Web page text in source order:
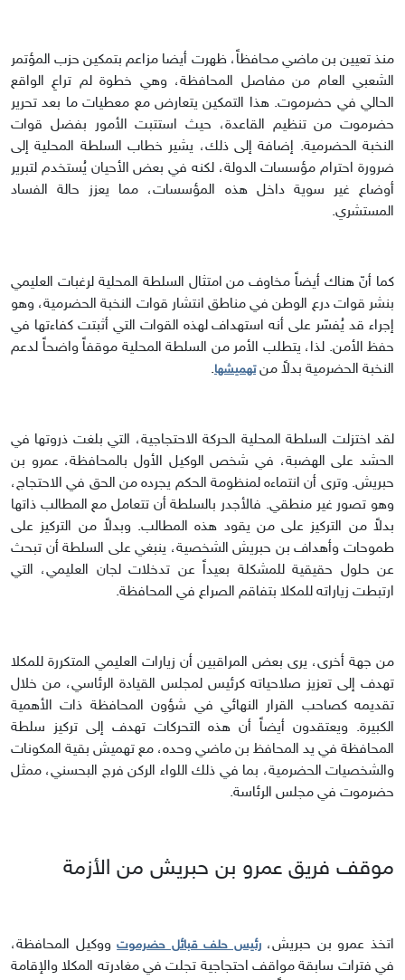
منذ تعيين بن ماضي محافظاً، ظهرت أيضا مزاعم بتمكين حزب المؤتمر
الشعبي العام من مفاصل المحافظة، وهي خطوة لم تراعِ الواقع
الحالي في حضرموت. هذا التمكين يتعارض مع معطيات ما بعد تحرير
حضرموت من تنظيم القاعدة، حيث استتبت الأمور بفضل قوات
النخبة الحضرمية. إضافة إلى ذلك، يشير خطاب السلطة المحلية إلى
ضرورة احترام مؤسسات الدولة، لكنه في بعض الأحيان يُستخدم لتبرير
أوضاع غير سوية داخل هذه المؤسسات، مما يعزز حالة الفساد
المستشري.
كما أنّ هناك أيضاً مخاوف من امتثال السلطة المحلية لرغبات العليمي
بنشر قوات درع الوطن في مناطق انتشار قوات النخبة الحضرمية، وهو
إجراء قد يُفسّر على أنه استهداف لهذه القوات التي أثبتت كفاءتها في
حفظ الأمن. لذا، يتطلب الأمر من السلطة المحلية موقفاً واضحاً لدعم
النخبة الحضرمية بدلاً منتهميشها.
لقد اختزلت السلطة المحلية الحركة الاحتجاجية، التي بلغت ذروتها في
الحشد على الهضبة، في شخص الوكيل الأول بالمحافظة، عمرو بن
حبريش. وترى أن انتماءه لمنظومة الحكم يجرده من الحق في الاحتجاج،
وهو تصور غير منطقي. فالأجدر بالسلطة أن تتعامل مع المطالب ذاتها
بدلاً من التركيز على من يقود هذه المطالب. وبدلاً من التركيز على
طموحات وأهداف بن حبريش الشخصية، ينبغي على السلطة أن تبحث
عن حلول حقيقية للمشكلة بعيداً عن تدخلات لجان العليمي، التي
ارتبطت زياراته للمكلا بتفاقم الصراع في المحافظة.
من جهة أخرى، يرى بعض المراقبين أن زيارات العليمي المتكررة للمكلا
تهدف إلى تعزيز صلاحياته كرئيس لمجلس القيادة الرئاسي، من خلال
تقديمه كصاحب القرار النهائي في شؤون المحافظة ذات الأهمية
الكبيرة. ويعتقدون أيضاً أن هذه التحركات تهدف إلى تركيز سلطة
المحافظة في يد المحافظ بن ماضي وحده، مع تهميش بقية المكونات
والشخصيات الحضرمية، بما في ذلك اللواء الركن فرج البحسني، ممثل
حضرموت في مجلس الرئاسة.
موقف فريق عمرو بن حبريش من الأزمة
اتخذ عمرو بن حبريش،رئيس حلف قبائل حضرموتووكيل المحافظة،
في فترات سابقة مواقف احتجاجية تجلت في مغادرته المكلا والإقامة